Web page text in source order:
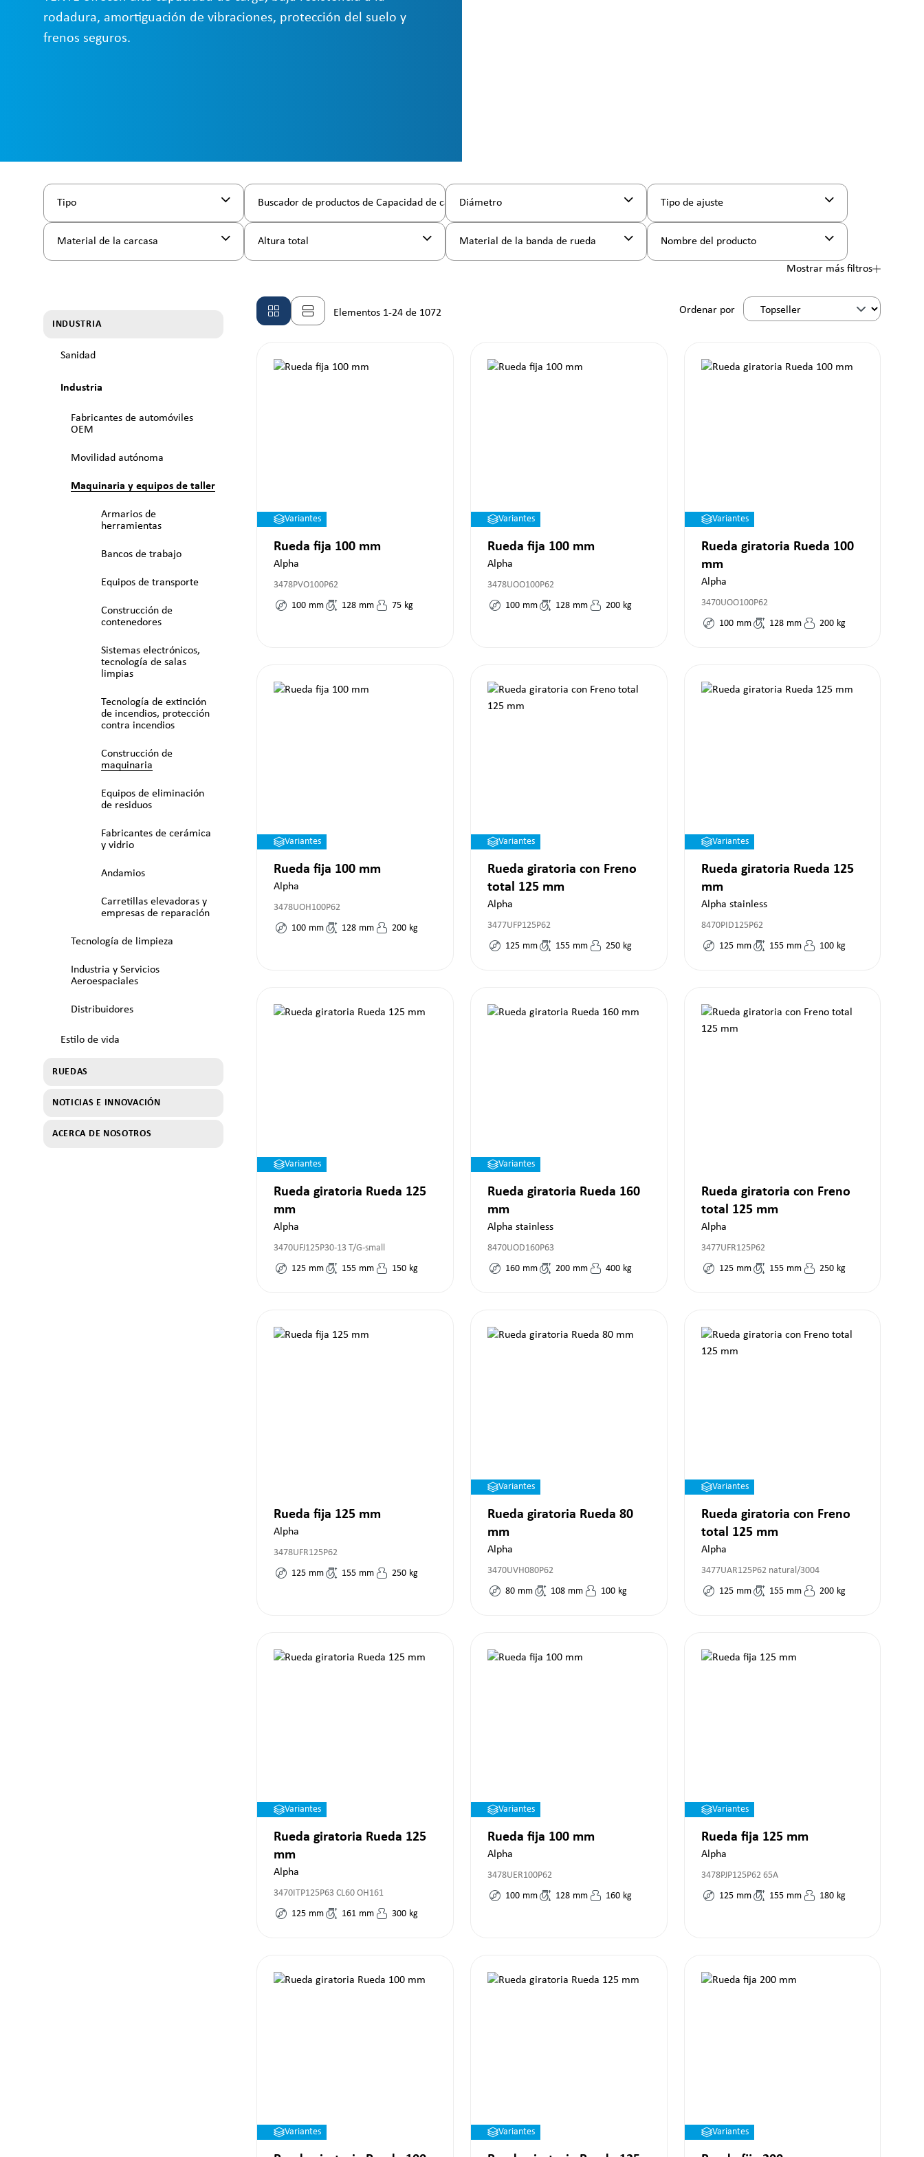
rodadura, amortiguación de vibraciones, protección del suelo y
frenos seguros.
Tipo Buscador de productos de Capacidad de cargaDiámetro Tipo de ajuste
Material de la carcasa Altura total Material de la banda de rueda Nombre del producto
Mostrar más filtros
INDUSTRIA
Sanidad
Industria
Fabricantes de automóviles
OEM
Movilidad autónoma
Maquinaria y equipos de taller
Armarios de
herramientas
Bancos de trabajo
Equipos de transporte
Construcción de
contenedores
Sistemas electrónicos,
tecnología de salas
limpias
Tecnología de extinción
de incendios, protección
contra incendios
Construcción de
maquinaria
Equipos de eliminación
de residuos
Fabricantes de cerámica
y vidrio
Andamios
Carretillas elevadoras y
empresas de reparación
Tecnología de limpieza
Industria y Servicios
Aeroespaciales
Distribuidores
Estilo de vida
RUEDAS
NOTICIAS E INNOVACIÓN
ACERCA DE NOSOTROS
Elementos 1-24 de 1072 Ordenar por
Variantes
Rueda fija 100 mm
Alpha
3478PVO100P62
100 mm 128 mm 75 kg
Variantes
Rueda fija 100 mm
Alpha
3478UOO100P62
100 mm 128 mm 200 kg
Variantes
Rueda giratoria Rueda 100
mm
Alpha
3470UOO100P62
100 mm 128 mm 200 kg
Variantes
Rueda fija 100 mm
Alpha
3478UOH100P62
100 mm 128 mm 200 kg
Variantes
Rueda giratoria con Freno
total 125 mm
Alpha
3477UFP125P62
125 mm 155 mm 250 kg
Variantes
Rueda giratoria Rueda 125
mm
Alpha stainless
8470PID125P62
125 mm 155 mm 100 kg
Variantes
Rueda giratoria Rueda 125
mm
Alpha
3470UFJ125P30-13 T/G-small
125 mm 155 mm 150 kg
Variantes
Rueda giratoria Rueda 160
mm
Alpha stainless
8470UOD160P63
160 mm 200 mm 400 kg
Rueda giratoria con Freno
total 125 mm
Alpha
3477UFR125P62
125 mm 155 mm 250 kg
Rueda fija 125 mm
Alpha
3478UFR125P62
125 mm 155 mm 250 kg
Variantes
Rueda giratoria Rueda 80
mm
Alpha
3470UVH080P62
80 mm 108 mm 100 kg
Variantes
Rueda giratoria con Freno
total 125 mm
Alpha
3477UAR125P62 natural/3004
125 mm 155 mm 200 kg
Variantes
Rueda giratoria Rueda 125
mm
Alpha
3470ITP125P63 CL60 OH161
125 mm 161 mm 300 kg
Variantes
Rueda fija 100 mm
Alpha
3478UER100P62
100 mm 128 mm 160 kg
Variantes
Rueda fija 125 mm
Alpha
3478PJP125P62 65A
125 mm 155 mm 180 kg
Variantes Variantes Variantes